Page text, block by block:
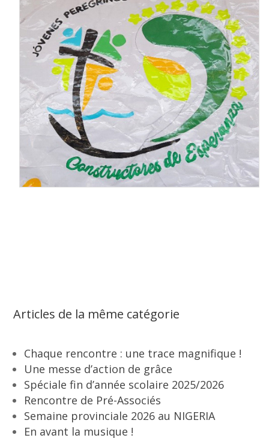
Articles de la même catégorie
Chaque rencontre : une trace magnifique !
Une messe d’action de grâce
Spéciale fin d’année scolaire 2025/2026
Rencontre de Pré-Associés
Semaine provinciale 2026 au NIGERIA
En avant la musique !